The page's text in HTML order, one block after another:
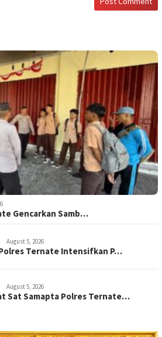
Gencarkan Samb…
August 5, 2026
Ternate Intensifkan P…
August 5, 2026
Sat Samapta Polres Ternate…